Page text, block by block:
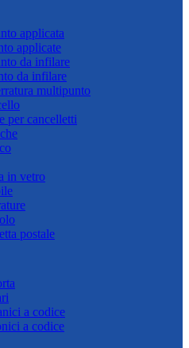
applicata
applicate
da infilare
da infilare
multipunto
per cancelletti
in vetro
postale
a codice
a codice